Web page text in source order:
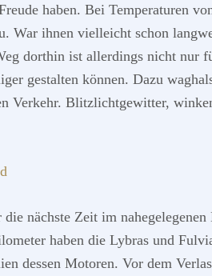
haben. Bei Temperaturen
War ihnen vielleicht schon
dorthin ist allerdings nicht nur
gestalten können. Dazu
Verkehr. Blitzlichtgewitter,
nächste Zeit im
haben die Lybras und
dessen Motoren. Vor dem